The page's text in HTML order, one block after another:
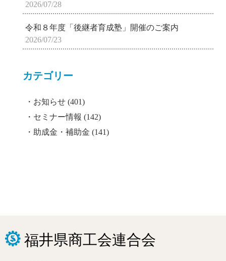
2026/07/28
令和８年度「後継者育成塾」開催のご案内
2026/07/23
カテゴリー
お知らせ (401)
セミナー情報 (142)
助成金・補助金 (141)